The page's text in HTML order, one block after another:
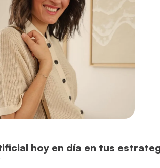
hoy en día en tus